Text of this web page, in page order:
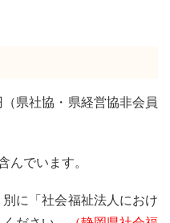
県社協・県経営協非会員
んでいます。
に「社会福祉法人におけ